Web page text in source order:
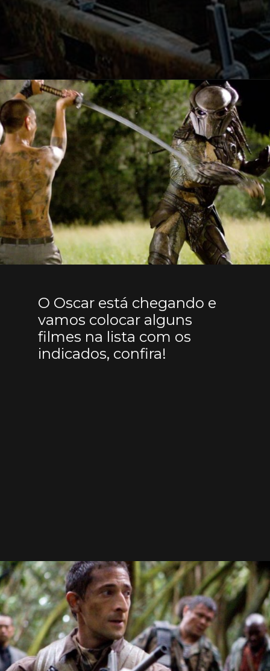
O Oscar está chegando e
vamos colocar alguns
filmes na lista com os
indicados, confira!